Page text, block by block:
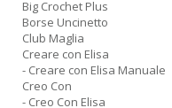
Big Crochet Plus
Borse Uncinetto
Club Maglia
Creare con Elisa
- Creare con Elisa Manuale
Creo Con
- Creo Con Elisa